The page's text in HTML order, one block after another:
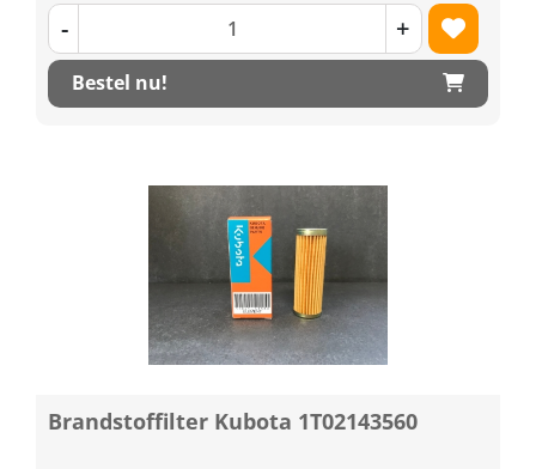
- +
Bestel nu!
Brandstoffilter Kubota 1T02143560